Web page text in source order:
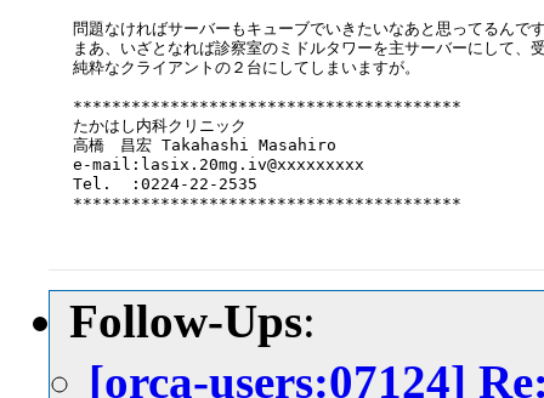
問題なければサーバーもキューブでいきたいなあと思ってるんで
まあ、いざとなれば診察室のミドルタワーを主サーバーにして、
純粋なクライアントの２台にしてしまいますが。
****************************************
たかはし内科クリニック
高橋　昌宏 Takahashi Masahiro
e-mail:lasix.20mg.iv@xxxxxxxxx
Tel.  :0224-22-2535
****************************************
Follow-Ups:
[orca-users:07124]